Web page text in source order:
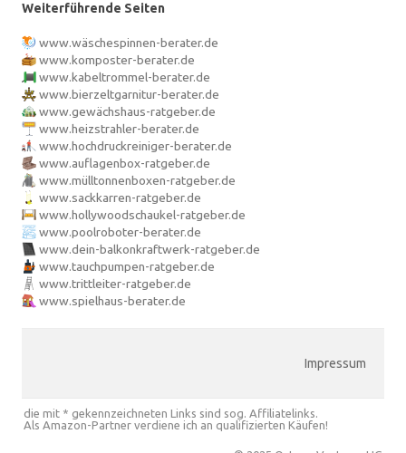
Weiterführende Seiten
www.wäschespinnen-berater.de
www.komposter-berater.de
www.kabeltrommel-berater.de
www.bierzeltgarnitur-berater.de
www.gewächshaus-ratgeber.de
www.heizstrahler-berater.de
www.hochdruckreiniger-berater.de
www.auflagenbox-ratgeber.de
www.mülltonnenboxen-ratgeber.de
www.sackkarren-ratgeber.de
www.hollywoodschaukel-ratgeber.de
www.poolroboter-berater.de
www.dein-balkonkraftwerk-ratgeber.de
www.tauchpumpen-ratgeber.de
www.trittleiter-ratgeber.de
www.spielhaus-berater.de
Impressum
die mit * gekennzeichneten Links sind sog. Affiliatelinks.
Als Amazon-Partner verdiene ich an qualifizierten Käufen!